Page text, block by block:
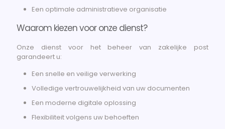
Een optimale administratieve organisatie
Waarom kiezen voor onze dienst?
Onze dienst voor het beheer van zakelijke post
garandeert u:
Een snelle en veilige verwerking
Volledige vertrouwelijkheid van uw documenten
Een moderne digitale oplossing
Flexibiliteit volgens uw behoeften